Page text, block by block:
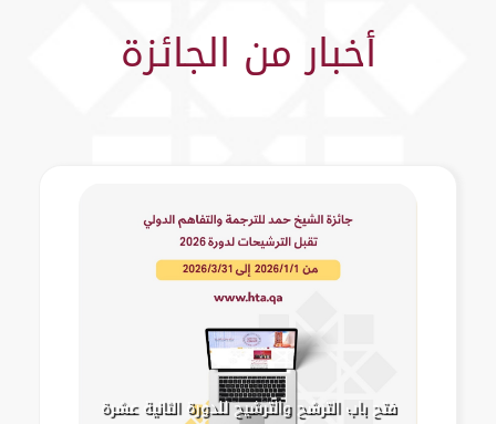
أخبار من الجائزة
فتح باب الترشح والترشيح للدورة الثانية عشرة